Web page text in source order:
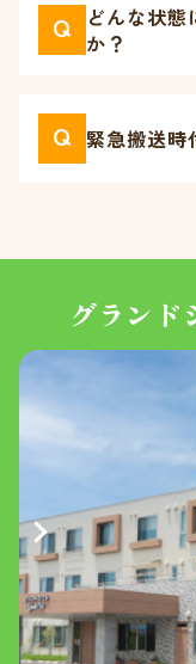
Q
どんな状
か？
Q 緊急搬送時
グランド